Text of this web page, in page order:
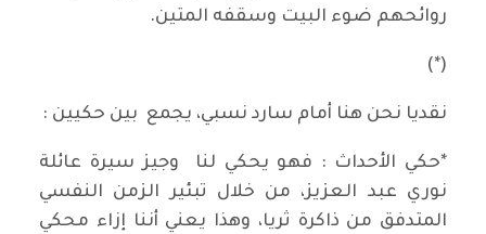
روائحهم ضوء البيت وسقفه المتين.
(*)
نقديا نحن هنا أمام سارد نسبي، يجمع بين حكيين :
*حكي الأحداث : فهو يحكي لنا وجيز سيرة عائلة
نوري عبد العزيز، من خلال تبئير الزمن النفسي
المتدفق من ذاكرة ثريا، وهذا يعني أننا إزاء محكي